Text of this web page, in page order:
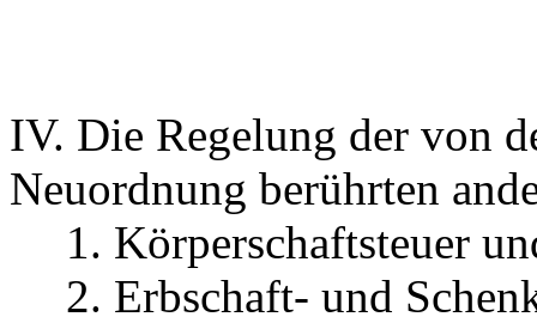
IV. Die Regelung der von
Neuordnung berührten
1. Körperschaftsteuer
2. Erbschaft- und